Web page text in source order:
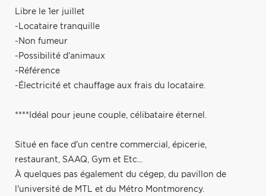
Libre le 1er juillet
-Locataire tranquille
-Non fumeur
-Possibilité d'animaux
-Référence
-Électricité et chauffage aux frais du locataire.
****Idéal pour jeune couple, célibataire éternel.
Situé en face d'un centre commercial, épicerie,
restaurant, SAAQ, Gym et Etc...
À quelques pas également du cégep, du pavillon de
l'université de MTL et du Métro Montmorency.